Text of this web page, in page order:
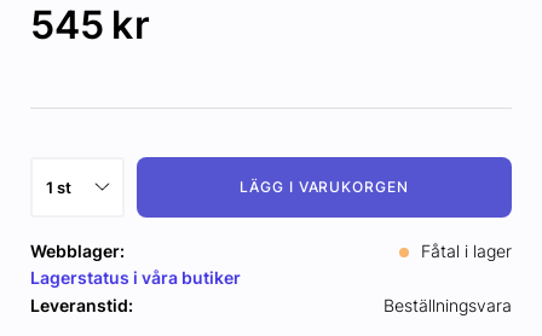
545 kr
LÄGG I VARUKORGEN
Webblager:
Fåtal i lager
Lagerstatus i våra butiker
Leveranstid:
Beställningsvara